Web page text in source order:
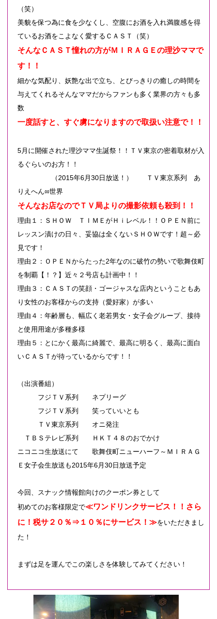
（笑）
美貌を保つ為に食を少なくし、空腹にお酒を入れ満腹感を得
ているお酒をこよなく愛するＣＡＳＴ（笑）
そんなＣＡＳＴ憧れの方がＭＩＲＡＧＥの理沙ママで
す！！
細かな気配り、妖艶な出で立ち、とびっきりの癒しの時間を
与えてくれるそんなママだからファンも多く業界の方々も多
数
一度話すと、すぐ虜になりますので取扱い注意で！！
5月に開催された理沙ママ生誕祭！！ＴＶ東京の密着取材が入
るぐらいのお方！！
（2015年6月30日放送！） ＴＶ東京系列 あ
りえへん∞世界
そんなお店なのでＴＶ局よりの撮影依頼も殺到！！
理由１：ＳＨＯＷ ＴＩＭＥがＨｉレベル！！ＯＰＥＮ前に
レッスン漬けの日々、妥協は全くないＳＨＯＷです！超～必
見です！
理由２：ＯＰＥＮからたった2年なのに破竹の勢いで歌舞伎町
を制覇【！？】近々２号店も計画中！！
理由３：ＣＡＳＴの笑顔・ゴージャスな店内ということもあ
り女性のお客様からの支持（愛好家）が多い
理由４：年齢層も、幅広く老若男女・女子会グループ、接待
と使用用途が多種多様
理由５：とにかく最高に綺麗で、最高に明るく、最高に面白
いＣＡＳＴが待っているからです！！
（出演番組）
フジＴＶ系列 ネプリーグ
フジＴＶ系列 笑っていいとも
ＴＶ東京系列 オニ発注
ＴＢＳテレビ系列 ＨＫＴ４８のおでかけ
ニコニコ生放送にて 歌舞伎町ニューハーフ～ＭＩＲＡＧ
Ｅ女子会生放送も2015年6月30日放送予定
今回、スナック情報館向けのクーポン券として
初めてのお客様限定で≪ワンドリンクサービス！！さら
に！税サ２０％⇒１０％にサービス！≫をいただきまし
た！
まずは足を運んでこの楽しさを体験してみてください！